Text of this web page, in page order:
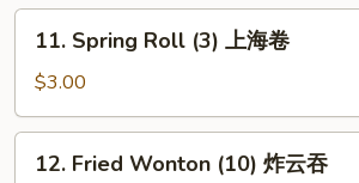
(1)
Spring
Roll
(3)
上
11. Spring Roll (3) 上海卷
$3.00
Fried
12. Fried Wonton (10) 炸云吞